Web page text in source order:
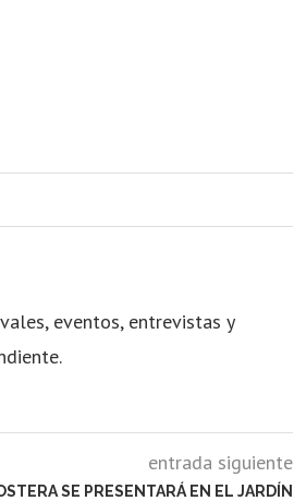
eventos, entrevistas y
entrada siguiente
SE PRESENTARÁ EN EL JARDÍN